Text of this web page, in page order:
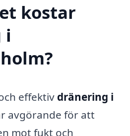
kostar
i
effektiv dränering i
avgörande för att
mot fukt och